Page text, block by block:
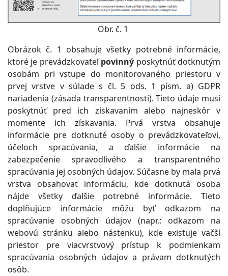
Obr. č. 1
Obrázok č. 1 obsahuje všetky potrebné informácie,
ktoré je prevádzkovateľpovinný poskytnúť dotknutým
osobám pri vstupe do monitorovaného priestoru v
prvej vrstve v súlade s čl. 5 ods. 1 písm. a) GDPR
nariadenia (zásada transparentnosti). Tieto údaje musí
poskytnúť pred ich získavaním alebo najneskôr v
momente ich získavania. Prvá vrstva obsahuje
informácie pre dotknuté osoby o prevádzkovateľovi,
účeloch spracúvania, a ďalšie informácie na
zabezpečenie spravodlivého a transparentného
spracúvania jej osobných údajov. Súčasne by mala prvá
vrstva obsahovať informáciu, kde dotknutá osoba
nájde všetky ďalšie potrebné informácie. Tieto
doplňujúce informácie môžu byť odkazom na
spracúvanie osobných údajov (napr.: odkazom na
webovú stránku alebo nástenku), kde existuje väčší
priestor pre viacvrstvový prístup k podmienkam
spracúvania osobných údajov a právam dotknutých
osôb.